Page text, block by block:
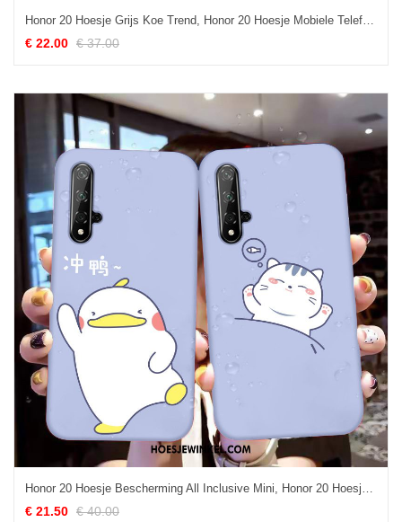
Honor 20 Hoesje Grijs Koe Trend, Honor 20 Hoesje Mobiele Telefoon Anti-fall
€ 22.00 € 37.00
Honor 20 Hoesje Bescherming All Inclusive Mini, Honor 20 Hoesje Anti-fall Blauw
€ 21.50 € 40.00